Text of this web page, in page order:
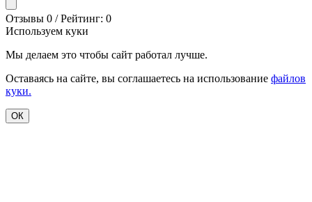
Отзывы 0 / Рейтинг: 0
Используем куки
Мы делаем это чтобы сайт работал лучше.
Оставаясь на сайте, вы соглашаетесь на использование файлов
куки.
ОК